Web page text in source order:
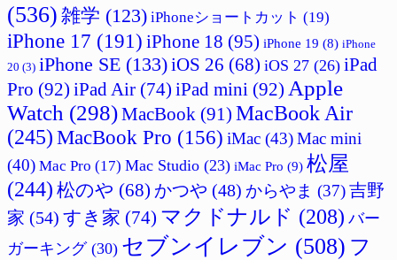
(536) 雑学 (123) iPhoneショートカット (19)
iPhone 17 (191) iPhone 18 (95) iPhone 19 (8) iPhone
20 (3) iPhone SE (133)iOS 26 (68) iOS 27 (26) iPad
Pro (92) iPad Air (74) iPad mini (92) Apple
Watch (298)MacBook (91) MacBook Air
(245) MacBook Pro (156) iMac (43)Mac mini
(40) Mac Pro (17) Mac Studio (23) iMac Pro (9) 松屋
(244) 松のや (68) かつや (48) からやま (37)吉野
家 (54) すき家 (74) マクドナルド (208) バー
ガーキング(30) セブンイレブン (508) フ